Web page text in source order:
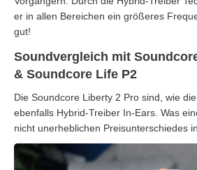
er in allen Bereichen ein größeres
gut!
Soundvergleich mit
& Soundcore Life P2
Die Soundcore Liberty 2 Pro sind, wie die
ebenfalls Hybrid-Treiber In-Ears. Was
nicht unerheblichen Preisunterschiedes